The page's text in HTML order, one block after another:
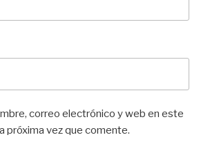
correo electrónico y web en este
próxima vez que comente.